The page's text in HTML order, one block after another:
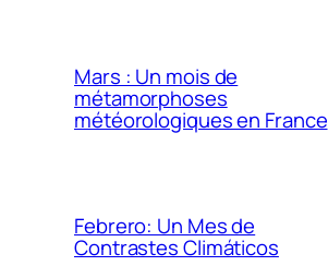
Mars : Un mois de
métamorphoses
météorologiques en France
Febrero: Un Mes de
Contrastes Climáticos